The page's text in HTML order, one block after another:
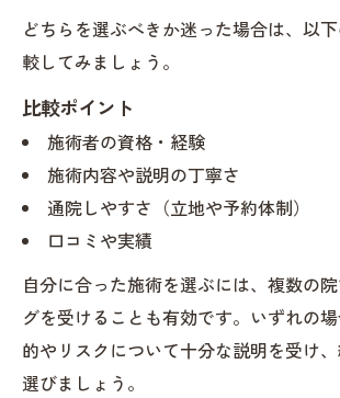
どちらを選ぶべきか迷った場合は、以
較してみましょう。
比較ポイント
施術者の資格・経験
施術内容や説明の丁寧さ
通院しやすさ（立地や予約体制）
口コミや実績
自分に合った施術を選ぶには、複数の
グを受けることも有効です。いずれの
的やリスクについて十分な説明を受け
選びましょう。